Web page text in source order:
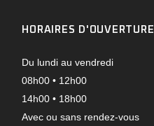
HORAIRES D'OUVERTURE
Du lundi au vendredi
08h00 • 12h00
14h00 • 18h00
Avec ou sans rendez-vous